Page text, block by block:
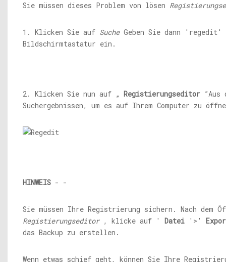
Sie müssen dieses Problem von lösen
1. Klicken Sie auf SucheGeben Sie dann 'regedit'
Bildschirmtastatur ein.
2. Klicken Sie nun auf „ Registierungseditor ”Aus
Suchergebnissen, um es auf Ihrem Computer zu
HINWEIS - -
Sie müssen Ihre Registrierung sichern. Nach dem
Registierungseditor, klicke auf ' Datei '>'
das Backup zu erstellen.
Wenn etwas schief geht, können Sie Ihre